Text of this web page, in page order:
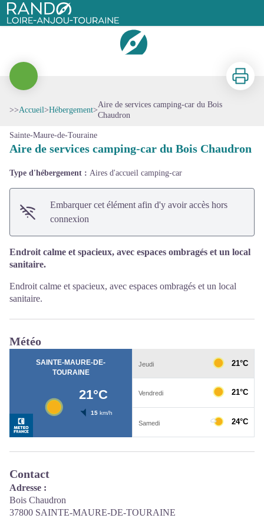
Rando Loire-Anjou-Touraine
Aire de services camping-car du Bois Chaudron
Voir l'image en plein écran
Imprimer
>>Accueil>Hébergement>
Aire de services camping-car du Bois
Chaudron
Sainte-Maure-de-Touraine
Aire de services camping-car du Bois Chaudron
Type d'hébergement : Aires d'accueil camping-car
Embarquer cet élément afin d'y avoir accès hors
connexion
Endroit calme et spacieux, avec espaces ombragés et un local
sanitaire.
Endroit calme et spacieux, avec espaces ombragés et un local
sanitaire.
Météo
Contact
Adresse :
Bois Chaudron
37800 SAINTE-MAURE-DE-TOURAINE